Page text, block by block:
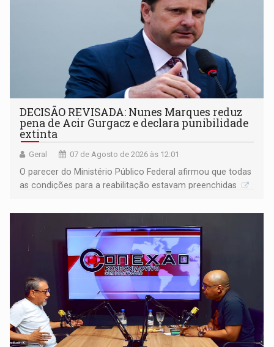
DECISÃO REVISADA: Nunes Marques reduz
pena de Acir Gurgacz e declara punibilidade
extinta
Geral 07 de Agosto de 2026 às 12:01
O parecer do Ministério Público Federal afirmou que todas
as condições para a reabilitação estavam preenchidas